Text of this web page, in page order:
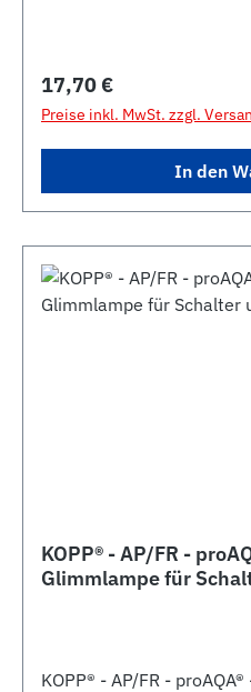
Regulärer Preis:
17,70 €
Preise inkl. MwSt. zzgl.
In den
KOPP® - AP/FR -
Glimmlampe für
KOPP® - AP/FR -